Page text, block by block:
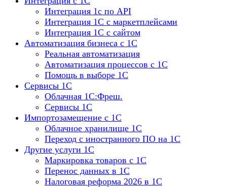
Интеграция 1с по API
Интеграция 1С с маркетплейсами
Интеграция 1С с сайтом
Автоматизация бизнеса с 1С
Реальная автоматизация
Автоматизация процессов с 1С
Помощь в выборе 1С
Сервисы 1С
Облачная 1С:Фреш.
Сервисы 1С
Импортозамещение с 1С
Облачное хранилище 1С
Переход с иностранного ПО на 1С
Другие услуги 1С
Маркировка товаров с 1С
Перенос данных в 1С
Налоговая реформа 2026 в 1С